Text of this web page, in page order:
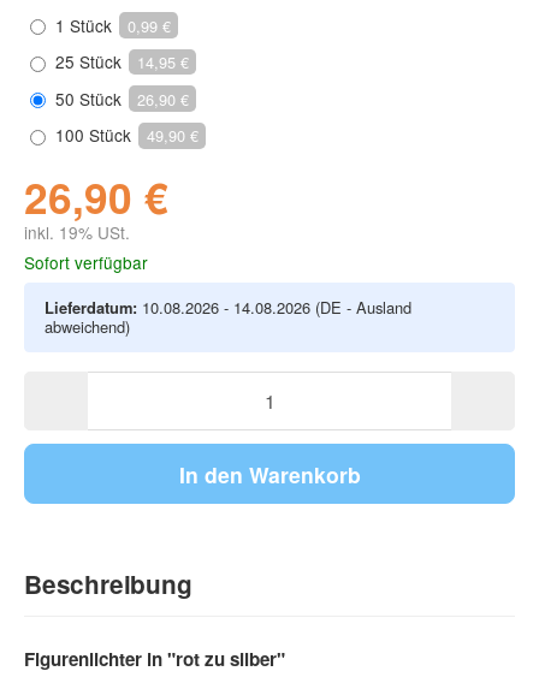
1 Stück
0,99 €
25 Stück 14,95 €
50 Stück 26,90 €
100 Stück 49,90 €
26,90 €
inkl. 19% USt.
Sofort verfügbar
Lieferdatum: 10.08.2026 - 14.08.2026 (DE - Ausland
abweichend)
In den Warenkorb
Beschreibung
Figurenlichter in "rot zu silber"